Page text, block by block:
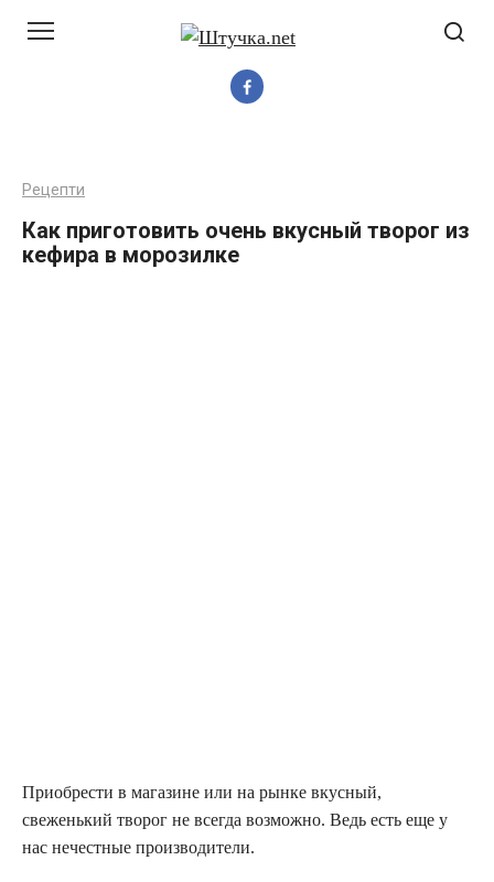
Рецепти
Как приготовить очень вкусный творог из
кефира в морозилке
Приобрести в магазине или на рынке вкусный,
свеженький творог не всегда возможно. Ведь есть еще у
нас нечестные производители.